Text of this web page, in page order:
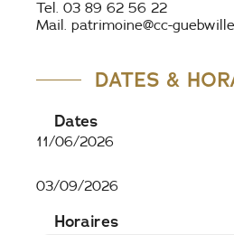
Tel. 03 89 62 56 22
Mail. patrimoine@cc-
DATES &
Dates
11/06/2026
03/09/2026
Horaires